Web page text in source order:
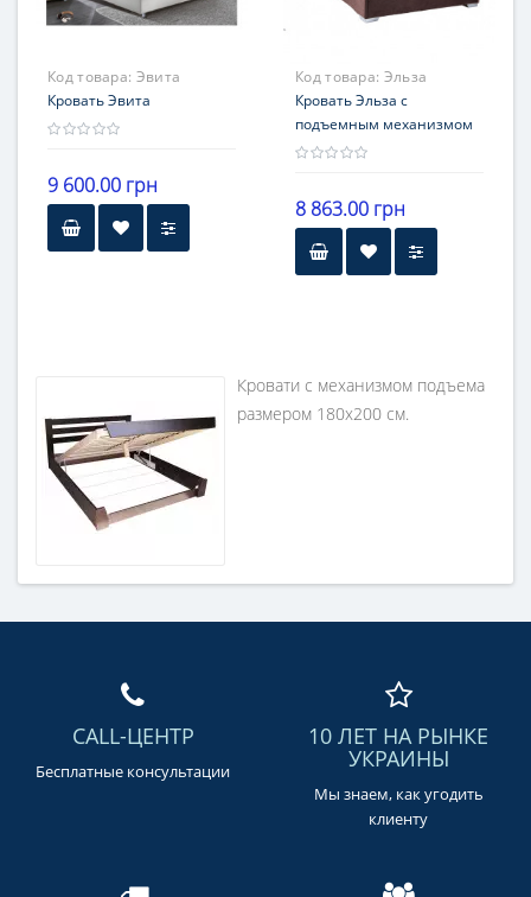
Код товара: Эвита
Кровать Эвита
9 600.00 грн
Код товара: Эльза
Кровать Эльза с
подъемным механизмом
8 863.00 грн
Кровати с механизмом подъема
размером 180х200 см.
CALL-ЦЕНТР
Бесплатные консультации
10 ЛЕТ НА РЫНКЕ
УКРАИНЫ
Мы знаем, как угодить
клиенту